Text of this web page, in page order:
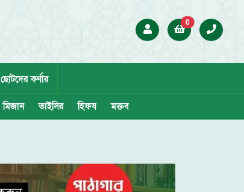
0
ছোটদের কর্ণার
মিজান তাইসির হিফয মক্তব